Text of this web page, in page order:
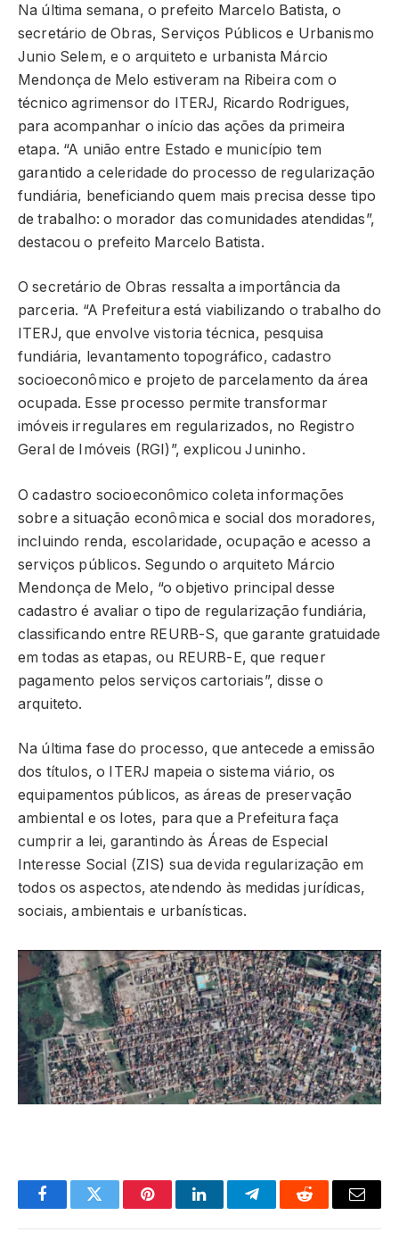
Na última semana, o prefeito Marcelo Batista, o
secretário de Obras, Serviços Públicos e Urbanismo
Junio Selem, e o arquiteto e urbanista Márcio
Mendonça de Melo estiveram na Ribeira com o
técnico agrimensor do ITERJ, Ricardo Rodrigues,
para acompanhar o início das ações da primeira
etapa. “A união entre Estado e município tem
garantido a celeridade do processo de regularização
fundiária, beneficiando quem mais precisa desse tipo
de trabalho: o morador das comunidades atendidas”,
destacou o prefeito Marcelo Batista.
O secretário de Obras ressalta a importância da
parceria. “A Prefeitura está viabilizando o trabalho do
ITERJ, que envolve vistoria técnica, pesquisa
fundiária, levantamento topográfico, cadastro
socioeconômico e projeto de parcelamento da área
ocupada. Esse processo permite transformar
imóveis irregulares em regularizados, no Registro
Geral de Imóveis (RGI)”, explicou Juninho.
O cadastro socioeconômico coleta informações
sobre a situação econômica e social dos moradores,
incluindo renda, escolaridade, ocupação e acesso a
serviços públicos. Segundo o arquiteto Márcio
Mendonça de Melo, “o objetivo principal desse
cadastro é avaliar o tipo de regularização fundiária,
classificando entre REURB-S, que garante gratuidade
em todas as etapas, ou REURB-E, que requer
pagamento pelos serviços cartoriais”, disse o
arquiteto.
Na última fase do processo, que antecede a emissão
dos títulos, o ITERJ mapeia o sistema viário, os
equipamentos públicos, as áreas de preservação
ambiental e os lotes, para que a Prefeitura faça
cumprir a lei, garantindo às Áreas de Especial
Interesse Social (ZIS) sua devida regularização em
todos os aspectos, atendendo às medidas jurídicas,
sociais, ambientais e urbanísticas.
FacebookTwitter PinterestLinkedInTelegramReddit Email